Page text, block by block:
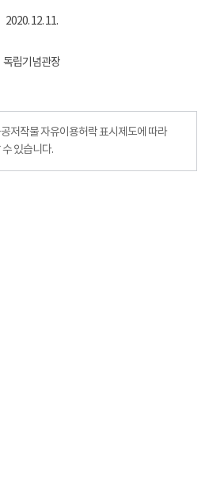
2020. 12. 11.
독립기념관장
저작물 자유이용허락 표시제도에 따라
있습니다.